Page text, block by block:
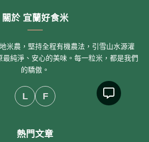
關於 宜蘭好食米
米農，堅持全程有機農法，引雪山水源灌
純淨、安心的美味。每一粒米，都是我們
的驕傲。
L F
熱門文章